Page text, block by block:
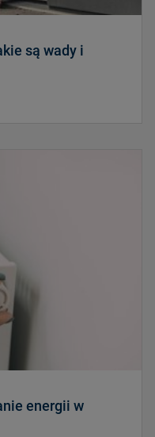
są wady i
energii w